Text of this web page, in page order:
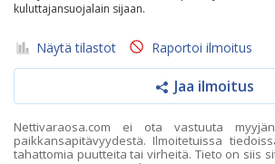
kuluttajansuojalain sijaan.
Näytä tilastot Raportoi ilmoitus
Jaa ilmoitus
Nettivaraosa.com ei ota vastuuta
paikkansapitävyydestä. Ilmoitetuissa
tahattomia puutteita tai virheitä. Tieto on siis